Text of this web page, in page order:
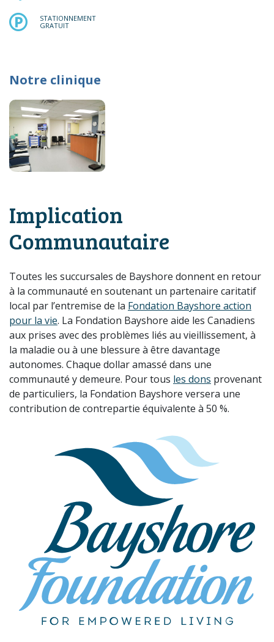
STATIONNEMENT GRATUIT
STATIONNEMENT
GRATUIT
Notre clinique
Implication
Communautaire
Toutes les succursales de Bayshore donnent en retour
à la communauté en soutenant un partenaire caritatif
local par l’entremise de la Fondation Bayshore action
pour la vie. La Fondation Bayshore aide les Canadiens
aux prises avec des problèmes liés au vieillissement, à
la maladie ou à une blessure à être davantage
autonomes. Chaque dollar amassé dans une
communauté y demeure. Pour tous les dons provenant
de particuliers, la Fondation Bayshore versera une
contribution de contrepartie équivalente à 50 %.